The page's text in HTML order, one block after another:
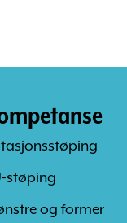
støping
og former